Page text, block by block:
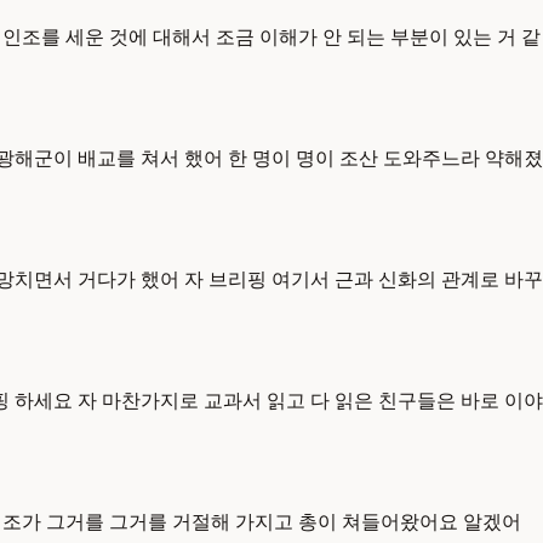
조를 세운 것에 대해서 조금 이해가 안 되는 부분이 있는 거 같
군이 배교를 쳐서 했어 한 명이 명이 조산 도와주느라 약해졌
면서 거다가 했어 자 브리핑 여기서 근과 신화의 관계로 바꾸
세요 자 마찬가지로 교과서 읽고 다 읽은 친구들은 바로 이야
가 그거를 그거를 거절해 가지고 총이 쳐들어왔어요 알겠어